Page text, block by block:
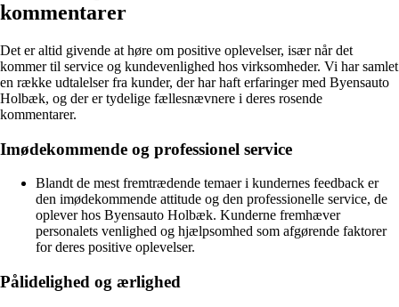
kommentarer
Det er altid givende at høre om positive oplevelser, især når det
kommer til service og kundevenlighed hos virksomheder. Vi har samlet
en række udtalelser fra kunder, der har haft erfaringer med Byensauto
Holbæk, og der er tydelige fællesnævnere i deres rosende
kommentarer.
Imødekommende og professionel service
Blandt de mest fremtrædende temaer i kundernes feedback er
den imødekommende attitude og den professionelle service, de
oplever hos Byensauto Holbæk. Kunderne fremhæver
personalets venlighed og hjælpsomhed som afgørende faktorer
for deres positive oplevelser.
Pålidelighed og ærlighed